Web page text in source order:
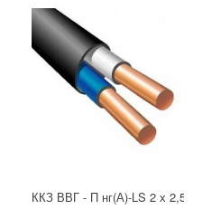
ККЗ ВВГ - П нг(А)-LS 2 х 2,5